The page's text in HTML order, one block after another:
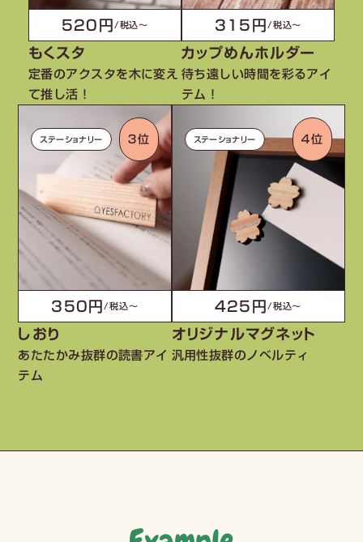
520円/税込〜
もくスタ
定番のアクスタを木に変え
て推し活！
315円/税込〜
カップめんホルダー
待ち遠しい時間を彩るアイ
テム！
ステーショナリー ３位
350円/税込〜
しおり
あたたかみ抜群の読書アイ
テム
ステーショナリー ４位
425円/税込〜
オリジナルマグネット
汎用性抜群のノベルティ